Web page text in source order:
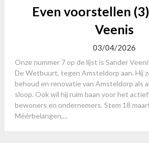
Even voorstellen
Veenis
03/04/2026
Onze nummer 7 op de lijst is Sander
De Wetbuurt, tegen Amsteldorp aan. Hij
behoud en renovatie van Amsteldorp als
sloop. Ook wil hij ruim baan voor het
bewoners en ondernemers. Stem 18
Méérbelangen,...